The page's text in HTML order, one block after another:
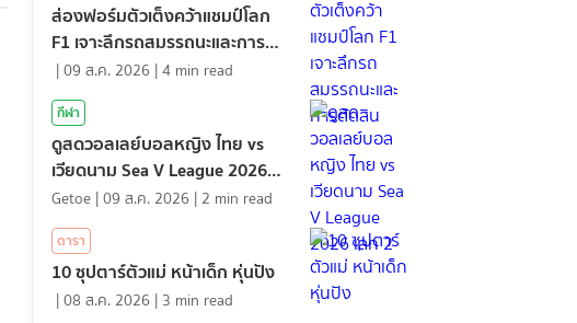
ส่องฟอร์มตัวเต็งคว้าแชมป์โลก
F1 เจาะลึกรถสมรรถนะและการ
ตัดสิน
|09 ส.ค. 2026 |4 min read
กีฬา
ดูสดวอลเลย์บอลหญิง ไทย vs
เวียดนาม Sea V League 2026
เลก 2
Getoe |09 ส.ค. 2026 | 2 min read
ดารา
10 ซุปตาร์ตัวแม่ หน้าเด็ก หุ่นปัง
|08 ส.ค. 2026 | 3 min read